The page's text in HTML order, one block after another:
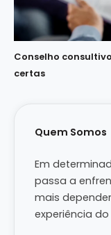
Conselho
certas
Quem Somos
Em
passa a
mais
experiência